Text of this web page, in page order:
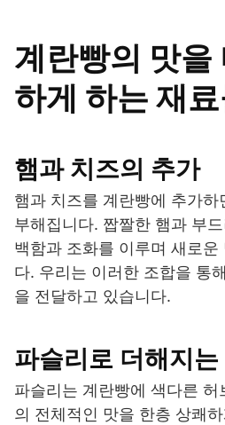
계란빵의 맛을
하게 하는 재
햄과 치즈의 추가
햄과 치즈를 계란빵에 추가
부해집니다. 짭짤한 햄과 부
백함과 조화를 이루며 새로운
다. 우리는 이러한 조합을 통
을 전달하고 있습니다.
파슬리로 더해지는
파슬리는 계란빵에 색다른
의 전체적인 맛을 한층 상쾌